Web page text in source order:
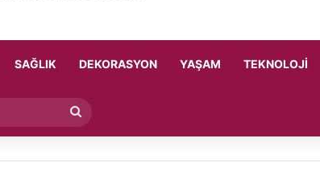
SAĞLIK DEKORASYON YAŞAM TEKNOLOJI
Arama
yap